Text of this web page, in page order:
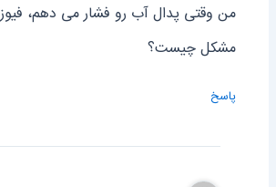
من وقتی پدال آب رو فشار می دهم،
مشکل چیست؟
پاسخ